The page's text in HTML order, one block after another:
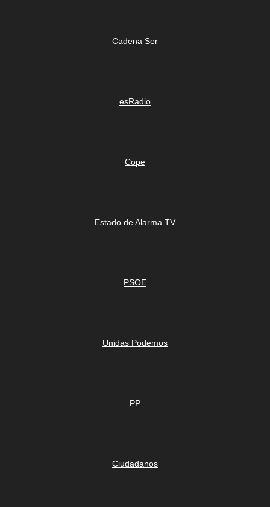
Cadena Ser
esRadio
Cope
Estado de Alarma TV
PSOE
Unidas Podemos
PP
Ciudadanos